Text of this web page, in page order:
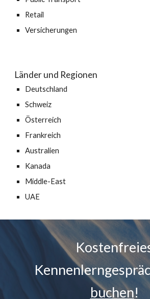
Retail
Versicherungen
Länder und Regionen
Deutschland
Schweiz
Österreich
Frankreich
Australien
Kanada
Middle-East
UAE
buchen!